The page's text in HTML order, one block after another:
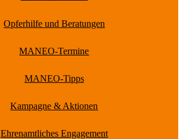
Opferhilfe und Beratungen
MANEO-Termine
MANEO-Tipps
Kampagne & Aktionen
Ehrenamtliches Engagement